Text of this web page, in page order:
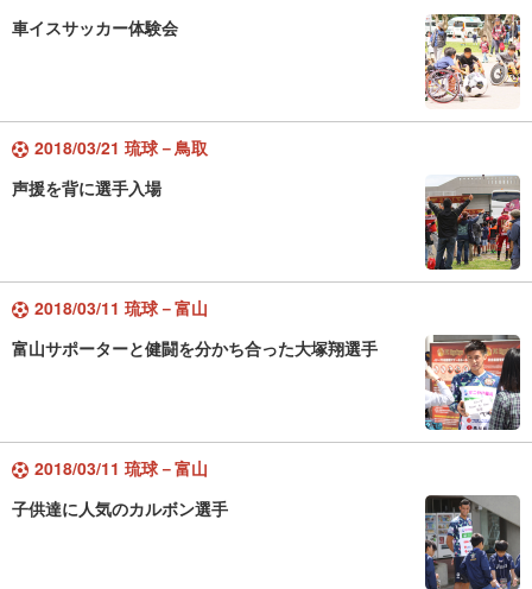
車イスサッカー体験会
2018/03/21 琉球－鳥取
声援を背に選手入場
2018/03/11 琉球－富山
富山サポーターと健闘を分かち合った大塚翔選手
2018/03/11 琉球－富山
子供達に人気のカルボン選手